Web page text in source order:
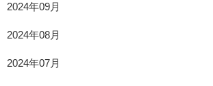
2024年09月
2024年08月
2024年07月